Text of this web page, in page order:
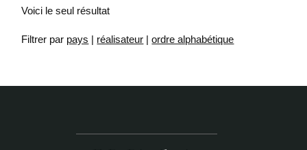
Voici le seul résultat
Filtrer par pays | réalisateur |ordre alphabétique